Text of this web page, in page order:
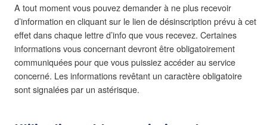
A tout moment vous pouvez demander à ne plus recevoir
d’information en cliquant sur le lien de désinscription prévu à cet
effet dans chaque lettre d’info que vous recevez. Certaines
informations vous concernant devront être obligatoirement
communiquées pour que vous puissiez accéder au service
concerné. Les informations revêtant un caractère obligatoire
sont signalées par un astérisque.